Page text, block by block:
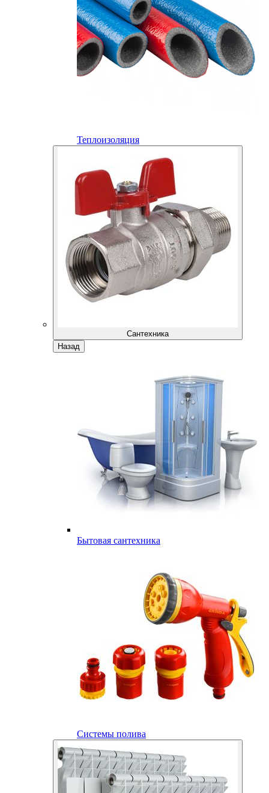
Теплоизоляция
Сантехника
Назад
Бытовая сантехника
Системы полива